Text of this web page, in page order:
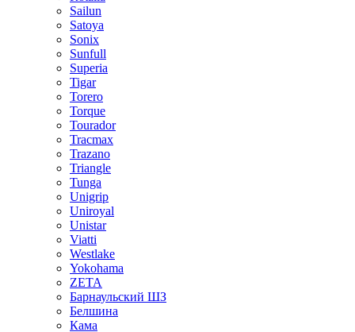
Sailun
Satoya
Sonix
Sunfull
Superia
Tigar
Torero
Torque
Tourador
Tracmax
Trazano
Triangle
Tunga
Unigrip
Uniroyal
Unistar
Viatti
Westlake
Yokohama
ZETA
Барнаульский ШЗ
Белшина
Кама